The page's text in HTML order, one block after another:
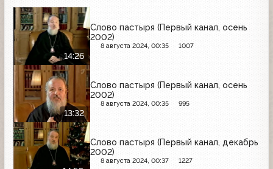
14:26
Слово пастыря (Первый канал, осень
2002)
8 августа 2024, 00:35 1007
13:32
Слово пастыря (Первый канал, осень
2002)
8 августа 2024, 00:35 995
Слово пастыря (Первый канал, декабрь
2002)
8 августа 2024, 00:37 1227